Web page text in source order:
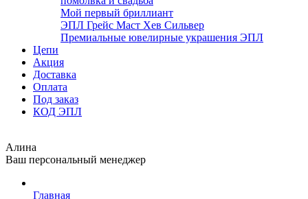
Мой первый бриллиант
ЭПЛ Грейс Маст Хев Сильвер
Премиальные ювелирные украшения ЭПЛ
Цепи
Акция
Доставка
Оплата
Под заказ
КОД ЭПЛ
Алина
Ваш персональный менеджер
Главная